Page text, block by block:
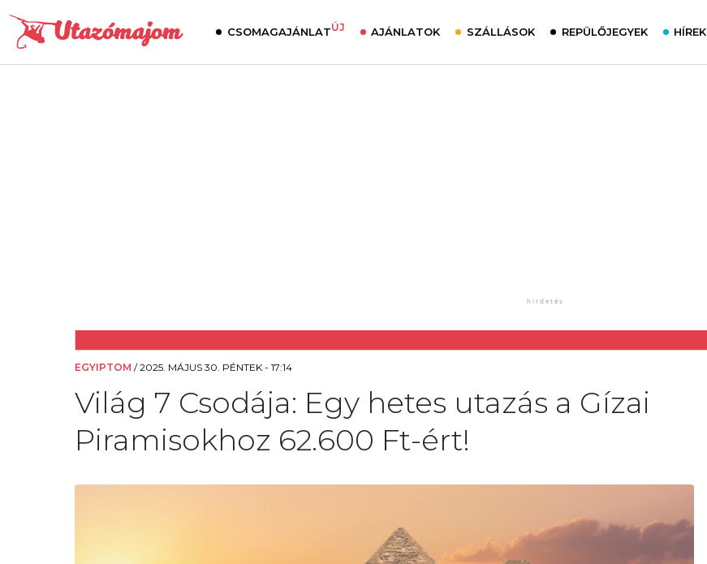
CSOMAGAJÁNLATÚJ AJÁNLATOK SZÁLLÁSOK REPÜLŐJEGYEK HÍREK
EGYIPTOM /2025. MÁJUS 30. PÉNTEK - 17:14
Világ 7 Csodája: Egy hetes utazás a Gízai
Piramisokhoz 62.600 Ft-ért!